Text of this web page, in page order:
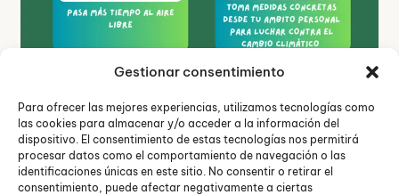
Gestionar consentimiento
Para ofrecer las mejores experiencias, utilizamos tecnologías como
las cookies para almacenar y/o acceder a la información del
dispositivo. El consentimiento de estas tecnologías nos permitirá
procesar datos como el comportamiento de navegación o las
identificaciones únicas en este sitio. No consentir o retirar el
consentimiento, puede afectar negativamente a ciertas